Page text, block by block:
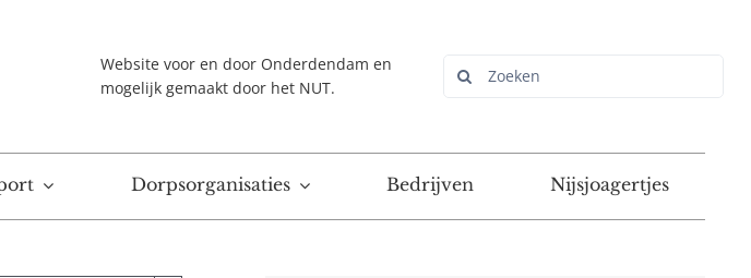
Website voor en door Onderdendam en
mogelijk gemaakt door het NUT.
Zoeken
Dorpsorganisaties Bedrijven Nijsjoagertjes